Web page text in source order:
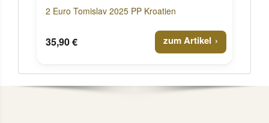
2 Euro Tomislav 2025 PP Kroatien
35,90 € zum Artikel